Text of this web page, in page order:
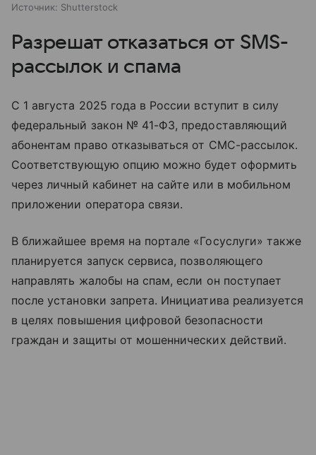
Источник: Shutterstock
Разрешат отказаться от SMS-
рассылок и спама
С 1 августа 2025 года в России вступит в силу
федеральный закон № 41-ФЗ, предоставляющий
абонентам право отказываться от СМС-рассылок.
Соответствующую опцию можно будет оформить
через личный кабинет на сайте или в мобильном
приложении оператора связи.
В ближайшее время на портале «Госуслуги» также
планируется запуск сервиса, позволяющего
направлять жалобы на спам, если он поступает
после установки запрета. Инициатива реализуется
в целях повышения цифровой безопасности
граждан и защиты от мошеннических действий.